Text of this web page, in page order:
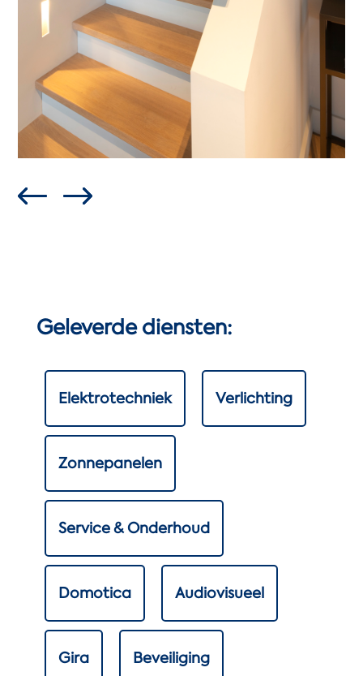
Geleverde diensten:
Elektrotechniek Verlichting
Zonnepanelen
Service & Onderhoud
Domotica Audiovisueel
Gira Beveiliging